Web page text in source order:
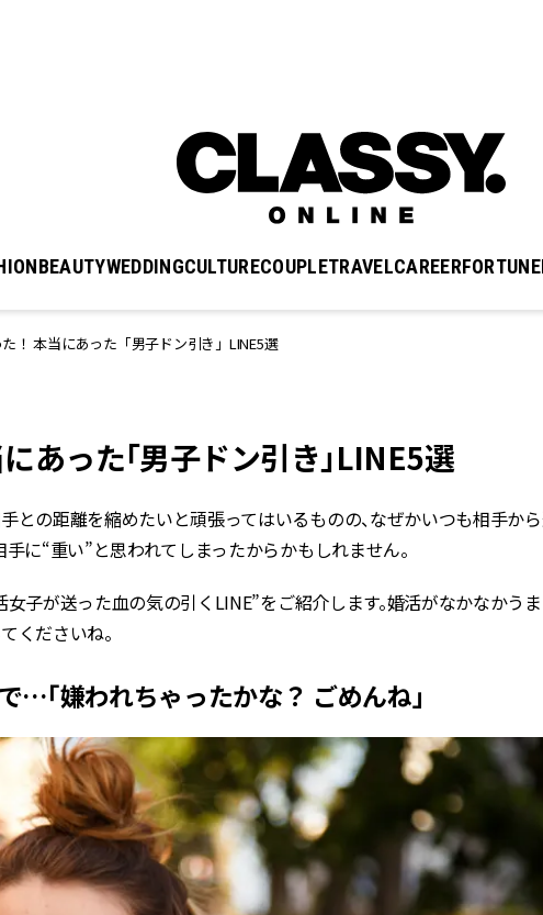
BEAUTYWEDDINGCULTURECOUPLETRAVELCAREERFORTUNE
！ 本当にあった「男子ドン引き」LINE5選
あった「男子ドン引き」LINE5選
との距離を縮めたいと頑張ってはいるものの、なぜかいつも相手か
に“重い”と思われてしまったからかもしれません。
子が送った血の気の引くLINE”をご紹介します。婚活がなかなかう
くださいね。
…「嫌われちゃったかな？ ごめんね」
BEAUTY Aug, 5, 2026
ィ]
BEAUTY
ユニクロ名品も！日焼け対策ガ
チ勢の「ないと無理」なアイテ
ムハック7選 | CLASSY.[クラッシ
ィ]
BEAUTY Aug, 5, 2026
WEDDING
WEDDING
【結婚指
ング22選
エピソー
ィ]
WEDDING